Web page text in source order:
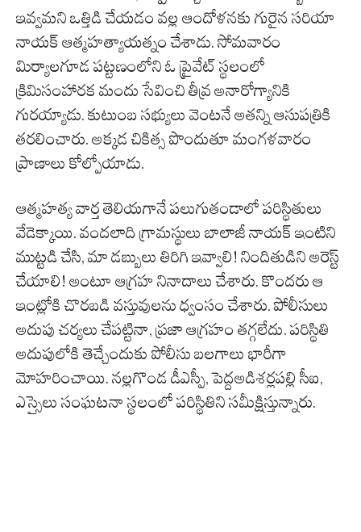
ఇవ్వమని ఒత్తిడి చేయడం వల్ల ఆందోళనకు గురైన సరియా
నాయక్ ఆత్మహత్యాయత్నం చేశాడు. సోమవారం
మిర్యాలగూడ పట్టణంలోని ఓ ప్రైవేట్ స్థలంలో
క్రిమిసంహారక మందు సేవించి తీవ్ర అనారోగ్యానికి
గురయ్యాడు. కుటుంబ సభ్యులు వెంటనే అతన్ని ఆసుపత్రికి
తరలించారు. అక్కడ చికిత్స పొందుతూ మంగళవారం
ప్రాణాలు కోల్పోయాడు.
ఆత్మహత్య వార్త తెలియగానే పలుగుతండాలో పరిస్థితులు
వేడెక్కాయి. వందలాది గ్రామస్థులు బాలాజీ నాయక్ ఇంటిని
ముట్టడి చేసి, మా డబ్బులు తిరిగి ఇవ్వాలి! నిందితుడిని అరెస్ట్
చేయాలి! అంటూ ఆగ్రహ నినాదాలు చేశారు. కొందరు ఆ
ఇంట్లోకి చొరబడి వస్తువులను ధ్వంసం చేశారు. పోలీసులు
అదుపు చర్యలు చేపట్టినా, ప్రజా ఆగ్రహం తగ్గలేదు. పరిస్థితి
అదుపులోకి తెచ్చేందుకు పోలీసు బలగాలు భారీగా
మోహరించాయి. నల్లగొండ డీఎస్పీ, పెద్దఅడిశర్లపల్లి సీఐ,
ఎస్సైలు సంఘటనా స్థలంలో పరిస్థితిని సమీక్షిస్తున్నారు.